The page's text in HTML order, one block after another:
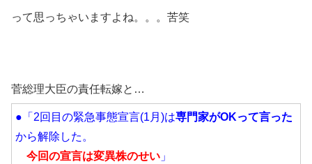
って思っちゃいますよね。。。苦笑
菅総理大臣の責任転嫁と…
●「2回目の緊急事態宣言(1月)は専門家がOKって言った
から解除した。
今回の宣言は変異株のせい 」